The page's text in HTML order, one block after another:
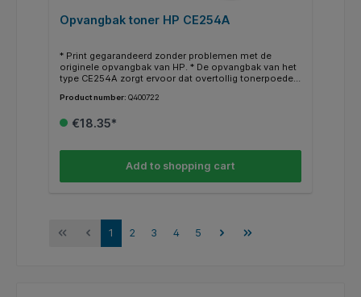
Opvangbak toner HP CE254A
* Print gegarandeerd zonder problemen met de
originele opvangbak van HP. * De opvangbak van het
type CE254A zorgt ervoor dat overtollig tonerpoeder
afdrukken altijd scherp en schoon. * Weten of je de
"geschikt voor" of jouw HP Printer ertussen staat.
Product number: Q400722
€18.35*
Add to shopping cart
1 2 3 4 5